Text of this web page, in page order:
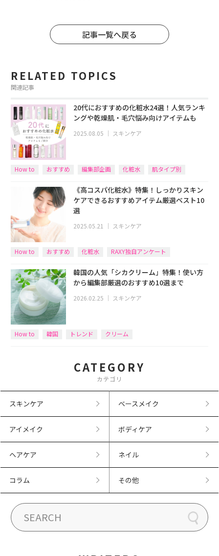
記事一覧へ戻る
RELATED TOPICS
関連記事
20代におすすめの化粧水24選！人気ランキ
ングや乾燥肌・毛穴悩み向けアイテムも
2025.08.05 ｜ スキンケア
How to おすすめ 編集部企画 化粧水 肌タイプ別
《高コスパ化粧水》特集！しっかりスキン
ケアできるおすすめアイテム厳選ベスト10
選
2025.05.21 ｜ スキンケア
How to おすすめ 化粧水 RAXY独自アンケート
韓国の人気「シカクリーム」特集！使い方
から編集部厳選のおすすめ10選まで
2026.02.25 ｜ スキンケア
How to 韓国 トレンド クリーム
CATEGORY
カテゴリ
スキンケア ベースメイク
アイメイク ボディケア
ヘアケア ネイル
コラム その他